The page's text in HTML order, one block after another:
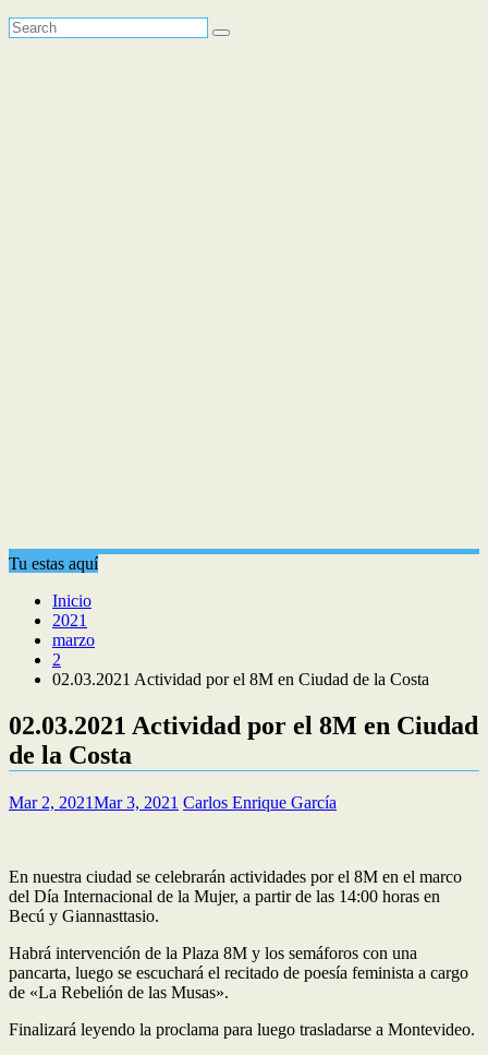
Tu estas aquí
Inicio
2021
marzo
2
02.03.2021 Actividad por el 8M en Ciudad de la Costa
02.03.2021 Actividad por el 8M en Ciudad
de la Costa
Mar 2, 2021Mar 3, 2021 Carlos Enrique García
En nuestra ciudad se celebrarán actividades por el 8M en el marco
del Día Internacional de la Mujer, a partir de las 14:00 horas en
Becú y Giannasttasio.
Habrá intervención de la Plaza 8M y los semáforos con una
pancarta, luego se escuchará el recitado de poesía feminista a cargo
de «La Rebelión de las Musas».
Finalizará leyendo la proclama para luego trasladarse a Montevideo.